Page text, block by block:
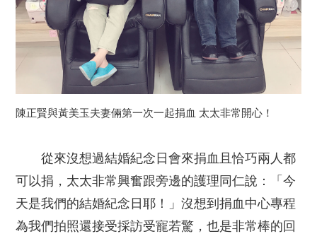
陳正賢與黃美玉夫妻倆第一次一起捐血 太太非常開心！
從來沒想過結婚紀念日會來捐血且恰巧兩人都
可以捐，太太非常興奮跟旁邊的護理同仁說：「今
天是我們的結婚紀念日耶！」沒想到捐血中心專程
為我們拍照還接受採訪受寵若驚，也是非常棒的回